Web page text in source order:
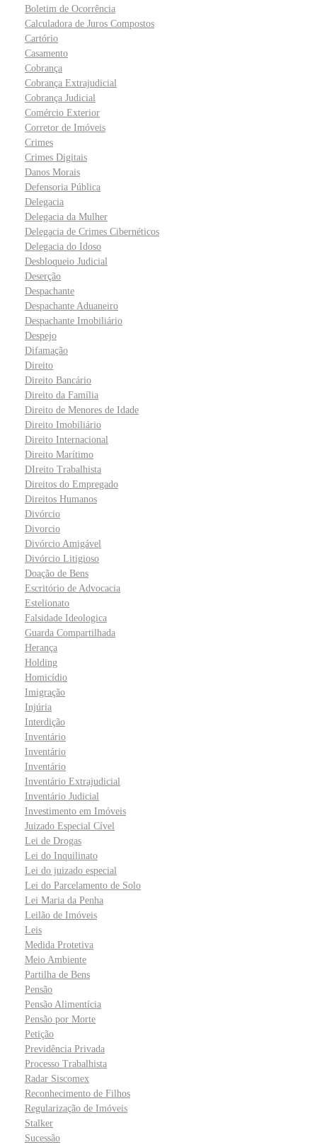
Boletim de Ocorrência
Calculadora de Juros Compostos
Cartório
Casamento
Cobrança
Cobrança Extrajudicial
Cobrança Judicial
Comércio Exterior
Corretor de Imóveis
Crimes
Crimes Digitais
Danos Morais
Defensoria Pública
Delegacia
Delegacia da Mulher
Delegacia de Crimes Cibernéticos
Delegacia do Idoso
Desbloqueio Judicial
Deserção
Despachante
Despachante Aduaneiro
Despachante Imobiliário
Despejo
Difamação
Direito
Direito Bancário
Direito da Família
Direito de Menores de Idade
Direito Imobiliário
Direito Internacional
Direito Marítimo
DIreito Trabalhista
Direitos do Empregado
Direitos Humanos
Divórcio
Divorcio
Divórcio Amigável
Divórcio Litigioso
Doação de Bens
Escritório de Advocacia
Estelionato
Falsidade Ideologica
Guarda Compartilhada
Herança
Holding
Homicídio
Imigração
Injúria
Interdição
Inventário
Inventário
Inventário
Inventário Extrajudicial
Inventário Judicial
Investimento em Imóveis
Juizado Especial Cível
Lei de Drogas
Lei do Inquilinato
Lei do juizado especial
Lei do Parcelamento de Solo
Lei Maria da Penha
Leilão de Imóveis
Leis
Medida Protetiva
Meio Ambiente
Partilha de Bens
Pensão
Pensão Alimentícia
Pensão por Morte
Petição
Previdência Privada
Processo Trabalhista
Radar Siscomex
Reconhecimento de Filhos
Regularização de Imóveis
Stalker
Sucessão